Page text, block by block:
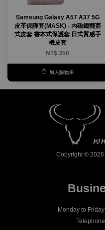
Samsung Galaxy A57 A37 5G
皮革保護套(MASK) - 內磁鐵翻蓋
式皮套 書本式保護套 日式質感手
機皮套
NT$ 350
加入購物車
Copyright © 2026
Monday to